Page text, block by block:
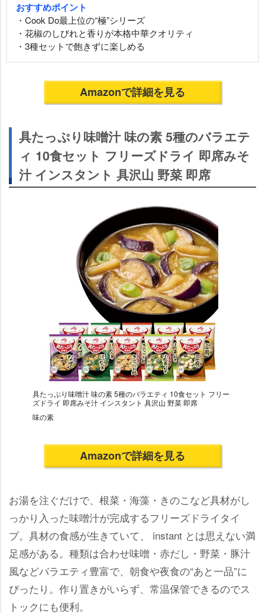
おすすめポイント
・Cook Do最上位の“極”シリーズ
・花椒のしびれと香りが本格中華クオリティ
・3種セットで飽きずに楽しめる
Amazonで詳細を見る
具たっぷり味噌汁 味の素 5種のバラエテ
ィ 10食セット フリーズドライ 即席みそ
汁 インスタント 具沢山 野菜 即席
具たっぷり味噌汁 味の素 5種のバラエティ 10食セット フリー
ズドライ 即席みそ汁 インスタント 具沢山 野菜 即席
味の素
Amazonで詳細を見る
お湯を注ぐだけで、根菜・海藻・きのこなど具材がし
っかり入った味噌汁が完成するフリーズドライタイ
プ。具材の食感が生きていて、 instant とは思えない満
足感がある。種類は合わせ味噌・赤だし・野菜・豚汁
風などバラエティ豊富で、朝食や夜食の“あと一品”に
ぴったり。作り置きがいらず、常温保管できるのでス
トックにも便利。